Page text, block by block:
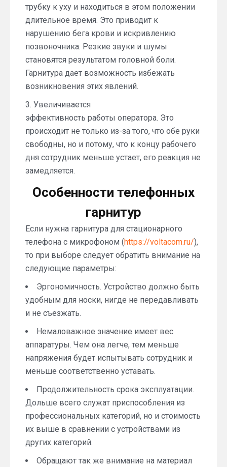
трубку к уху и находиться в этом положении
длительное время. Это приводит к
нарушению бега крови и искривлению
позвоночника. Резкие звуки и шумы
становятся результатом головной боли.
Гарнитура дает возможность избежать
возникновения этих явлений.
3. Увеличивается
эффективность работы оператора. Это
происходит не только из-за того, что обе руки
свободны, но и потому, что к концу рабочего
дня сотрудник меньше устает, его реакция не
замедляется.
Особенности телефонных
гарнитур
Если нужна гарнитура для стационарного
телефона с микрофоном (https://voltacom.ru/),
то при выборе следует обратить внимание на
следующие параметры:
Эргономичность. Устройство должно быть
удобным для носки, нигде не передавливать
и не съезжать.
Немаловажное значение имеет вес
аппаратуры. Чем она легче, тем меньше
напряжения будет испытывать сотрудник и
меньше соответственно уставать.
Продолжительность срока эксплуатации.
Дольше всего служат приспособления из
профессиональных категорий, но и стоимость
их выше в сравнении с устройствами из
других категорий.
Обращают так же внимание на материал